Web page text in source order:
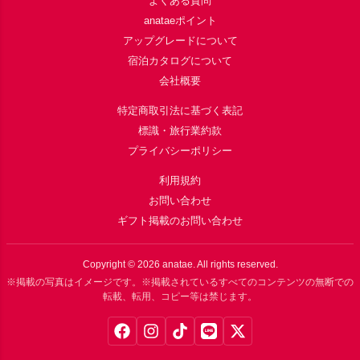
anataeポイント
アップグレードについて
宿泊カタログについて
会社概要
特定商取引法に基づく表記
標識・旅行業約款
プライバシーポリシー
利用規約
お問い合わせ
ギフト掲載のお問い合わせ
Copyright © 2026 anatae. All rights reserved.
※掲載の写真はイメージです。※掲載されているすべてのコンテンツの無断での
転載、転用、コピー等は禁じます。
Facebook
Instagram
TikTokLINEX